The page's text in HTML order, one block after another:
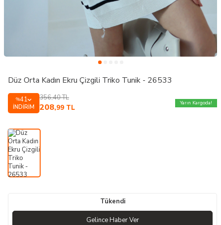
Düz Orta Kadın Ekru Çizgili Triko Tunik - 26533
%41
İNDIRIM
356,40TL
208,99 TL
Yarın Kargoda!
Tükendi
Gelince Haber Ver